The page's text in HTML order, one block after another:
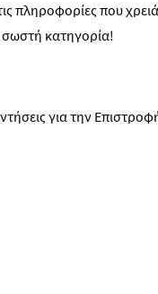
πληροφορίες που
σωστή κατηγορία!